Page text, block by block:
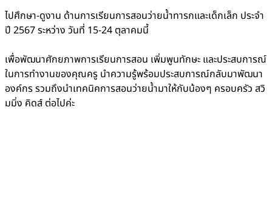
ไปศึกษา-ดูงาน ด้านการเรียนการสอนว่ายน้ำทารกและเด็กเล็ก ประจำ
ปี 2567 ระหว่าง วันที่ 15-24 ตุลาคมนี้
เพื่อพัฒนาศักยภาพการเรียนการสอน เพิ่มพูนทักษะ และประสบการณ์
ในการทำงานของคุณครู นำความรู้พร้อมประสบการณ์กลับมาพัฒนา
องค์กร รวมถึงนำเทคนิคการสอนว่ายน้ำมาให้กับน้องๆ ครอบครัว สวิ
มมิ่ง คิดส์ ต่อไปค่ะ